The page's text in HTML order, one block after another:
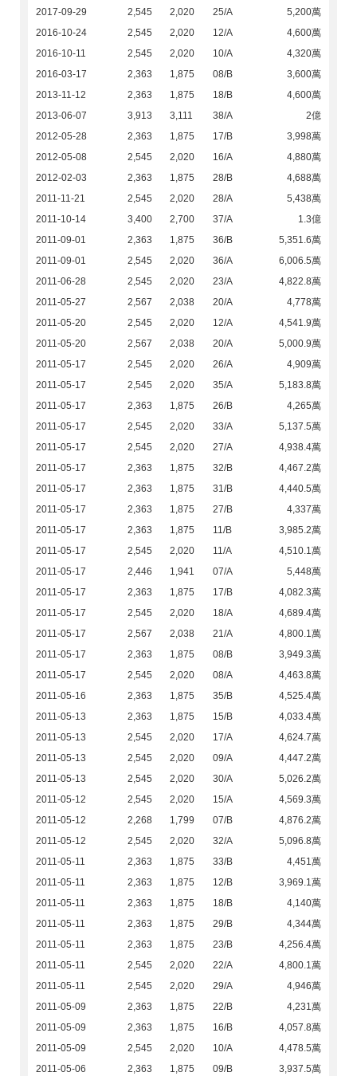
2017-09-29 2,545 2,020 25/A
5,200萬
2016-10-24
2,545 2,020 12/A
4,600萬
2016-10-11
2,545 2,020 10/A
4,320萬
2016-03-17
2,363 1,875 08/B
3,600萬
2013-11-12
2,363 1,875 18/B
4,600萬
2013-06-07
3,913 3,111 38/A
2億
2012-05-28
2,363 1,875 17/B
3,998萬
2012-05-08
2,545 2,020 16/A
4,880萬
2012-02-03
2,363 1,875 28/B
4,688萬
2011-11-21
2,545 2,020 28/A
5,438萬
2011-10-14
3,400 2,700 37/A
1.3億
2011-09-01
2,363 1,875 36/B
5,351.6萬
2011-09-01
2,545 2,020 36/A
6,006.5萬
2011-06-28
2,545 2,020 23/A
4,822.8萬
2011-05-27
2,567 2,038 20/A
4,778萬
2011-05-20
2,545 2,020 12/A
4,541.9萬
2011-05-20
2,567 2,038 20/A
5,000.9萬
2011-05-17
2,545 2,020 26/A
4,909萬
2011-05-17
2,545 2,020 35/A
5,183.8萬
2011-05-17
2,363 1,875 26/B
4,265萬
2011-05-17
2,545 2,020 33/A
5,137.5萬
2011-05-17
2,545 2,020 27/A
4,938.4萬
2011-05-17
2,363 1,875 32/B
4,467.2萬
2011-05-17
2,363 1,875 31/B
4,440.5萬
2011-05-17
2,363 1,875 27/B
4,337萬
2011-05-17
2,363 1,875 11/B
3,985.2萬
2011-05-17
2,545 2,020 11/A
4,510.1萬
2011-05-17
2,446 1,941 07/A
5,448萬
2011-05-17
2,363 1,875 17/B
4,082.3萬
2011-05-17
2,545 2,020 18/A
4,689.4萬
2011-05-17
2,567 2,038 21/A
4,800.1萬
2011-05-17
2,363 1,875 08/B
3,949.3萬
2011-05-17
2,545 2,020 08/A
4,463.8萬
2011-05-16
2,363 1,875 35/B
4,525.4萬
2011-05-13
2,363 1,875 15/B
4,033.4萬
2011-05-13
2,545 2,020 17/A
4,624.7萬
2011-05-13
2,545 2,020 09/A
4,447.2萬
2011-05-13
2,545 2,020 30/A
5,026.2萬
2011-05-12
2,545 2,020 15/A
4,569.3萬
2011-05-12
2,268 1,799 07/B
4,876.2萬
2011-05-12
2,545 2,020 32/A
5,096.8萬
2011-05-11
2,363 1,875 33/B
4,451萬
2011-05-11
2,363 1,875 12/B
3,969.1萬
2011-05-11
2,363 1,875 18/B
4,140萬
2011-05-11
2,363 1,875 29/B
4,344萬
2011-05-11
2,363 1,875 23/B
4,256.4萬
2011-05-11
2,545 2,020 22/A
4,800.1萬
2011-05-11
2,545 2,020 29/A
4,946萬
2011-05-09
2,363 1,875 22/B
4,231萬
2011-05-09
2,363 1,875 16/B
4,057.8萬
2011-05-09
2,545 2,020 10/A
4,478.5萬
2011-05-06
2,363 1,875 09/B
3,937.5萬